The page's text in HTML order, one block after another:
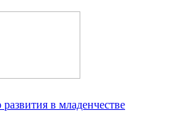
в младенчестве